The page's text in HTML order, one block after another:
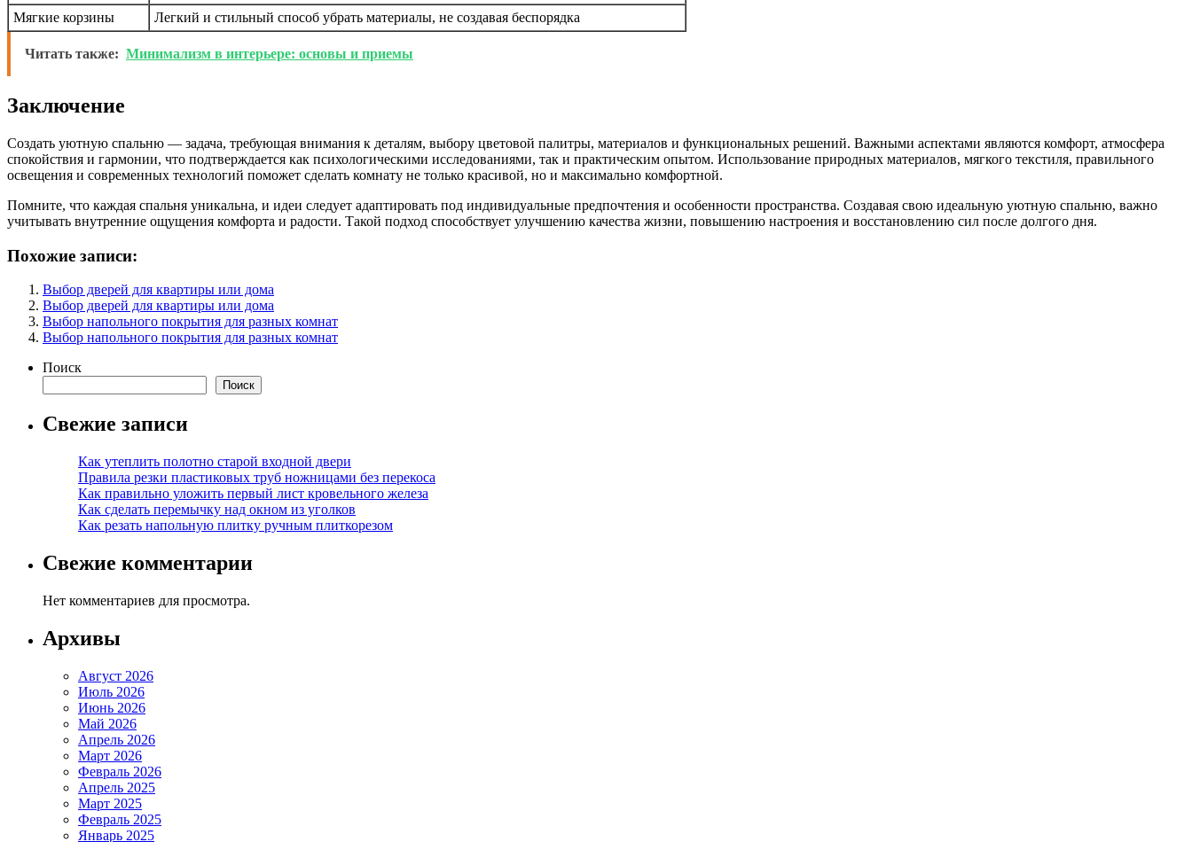
Мягкие корзины
Легкий и стильный способ убрать материалы, не создавая беспорядка
Читать также: Минимализм в интерьере: основы и приемы
Заключение
Создать уютную спальню — задача, требующая внимания к деталям, выбору цветовой палитры, материалов и функциональных решений. Важными аспектами являются комфорт, атмосфера
спокойствия и гармонии, что подтверждается как психологическими исследованиями, так и практическим опытом. Использование природных материалов, мягкого текстиля, правильного
освещения и современных технологий поможет сделать комнату не только красивой, но и максимально комфортной.
Помните, что каждая спальня уникальна, и идеи следует адаптировать под индивидуальные предпочтения и особенности пространства. Создавая свою идеальную уютную спальню, важно
учитывать внутренние ощущения комфорта и радости. Такой подход способствует улучшению качества жизни, повышению настроения и восстановлению сил после долгого дня.
Похожие записи:
Выбор дверей для квартиры или дома
Выбор дверей для квартиры или дома
Выбор напольного покрытия для разных комнат
Выбор напольного покрытия для разных комнат
Поиск
Поиск
Свежие записи
Как утеплить полотно старой входной двери
Правила резки пластиковых труб ножницами без перекоса
Как правильно уложить первый лист кровельного железа
Как сделать перемычку над окном из уголков
Как резать напольную плитку ручным плиткорезом
Свежие комментарии
Нет комментариев для просмотра.
Архивы
Август 2026
Июль 2026
Июнь 2026
Май 2026
Апрель 2026
Март 2026
Февраль 2026
Апрель 2025
Март 2025
Февраль 2025
Январь 2025